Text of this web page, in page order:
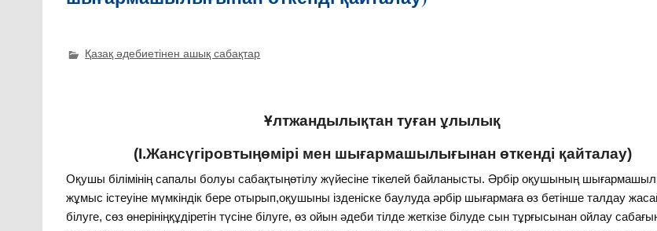
Қазақ әдебиетінен ашық сабақтар
Ұлтжандылықтан туған ұлылық
(І.Жансүгіровтыңөмірі мен шығармашылығынан өткенді қайталау)
Оқушы білімінің сапалы болуы сабақтыңөтілу жүйесіне тікелей байланысты. Әрбір оқушының
жұмыс істеуіне мүмкіндік бере отырып,оқушыны ізденіске баулуда әрбір шығармаға өз бетінше талдау
білуге, сөз өнерініңқұдіретін түсіне білуге, өз ойын әдеби тілде жеткізе білуде сын тұрғысынан ойлау